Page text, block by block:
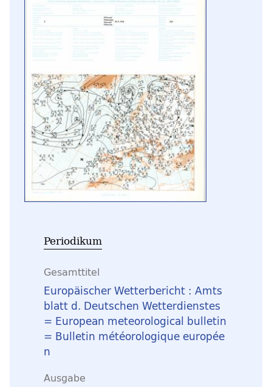
Periodikum
Gesamttitel
Europäischer Wetterbericht : Amts
blatt d. Deutschen Wetterdienstes
= European meteorological bulletin
= Bulletin météorologique europée
n
Ausgabe